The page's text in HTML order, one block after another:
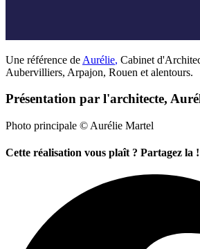
Une référence de Aurélie, Cabinet
Aubervilliers, Arpajon, Rouen et alentours.
Présentation par l'architecte,
Photo principale © Aurélie Martel
Cette réalisation vous plaît ? Partagez la !